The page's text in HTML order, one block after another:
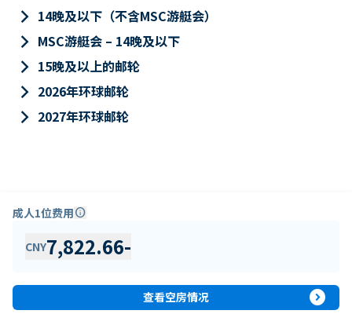
keyboard_arrow_right 14晚及以下（不含MSC游艇会）
keyboard_arrow_right MSC游艇会 – 14晚及以下
keyboard_arrow_right 15晚及以上的邮轮
keyboard_arrow_right 2026年环球邮轮
keyboard_arrow_right 2027年环球邮轮
成人1位费用info
CNY7,822.66-
查看空房情况 expand_circle_right